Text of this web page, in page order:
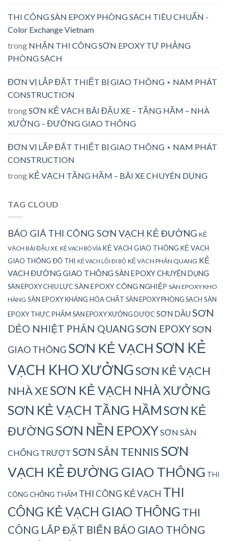
THI CÔNG SÀN EPOXY PHÒNG SẠCH TIÊU CHUẨN -
Color Exchange Vietnam
trong NHẬN THI CÔNG SƠN EPOXY TỰ PHẲNG
PHÒNG SẠCH
ĐƠN VỊ LẮP ĐẶT THIẾT BỊ GIAO THÔNG ⋆ NAM PHÁT
CONSTRUCTION
trongSƠN KẺ VẠCH BÃI ĐẬU XE – TẦNG HẦM – NHÀ
XƯỞNG – ĐƯỜNG GIAO THÔNG
ĐƠN VỊ LẮP ĐẶT THIẾT BỊ GIAO THÔNG ⋆ NAM PHÁT
CONSTRUCTION
trong KẺ VẠCH TẦNG HẦM – BÃI XE CHUYÊN DỤNG
TAG CLOUD
BÁO GIÁ THI CÔNG SƠN VẠCH KẺ ĐƯỜNG KẺ
VẠCH BÃI ĐẬU XE KẺ VẠCH BÓ VỈA KẺ VẠCH GIAO THÔNG KẺ VẠCH
GIAO THÔNG ĐÔ THỊ KẺ VẠCH LỐI ĐI BỘ KẺ VẠCH PHẢN QUANG KẺ
VẠCH ĐƯỜNG GIAO THÔNG SÀN EPOXY CHUYÊN DỤNG
SÀN EPOXY CHỊU LỰCSÀN EPOXY CÔNG NGHIỆP SÀN EPOXY KHO
HÀNG SÀN EPOXY KHÁNG HÓA CHẤT SÀN EPOXY PHÒNG SẠCH SÀN
EPOXY THỰC PHẨM SÀN EPOXY XƯỞNG DƯỢCSƠN DẦU SƠN
DẺO NHIỆT PHẢN QUANGSƠN EPOXYSƠN
GIAO THÔNG SƠN KẺ VẠCH SƠN KẺ
VẠCH KHO XƯỞNGSƠN KẺ VẠCH
NHÀ XESƠN KẺ VẠCH NHÀ XƯỞNG
SƠN KẺ VẠCH TẦNG HẦMSƠN KẺ
ĐƯỜNGSƠN NỀN EPOXYSƠN SÀN
CHỐNG TRƯỢT SƠN SÂN TENNIS SƠN
VẠCH KẺ ĐƯỜNG GIAO THÔNG THI
CÔNG CHỐNG THẤM THI CÔNG KẺ VẠCH THI
CÔNG KẺ VẠCH GIAO THÔNG THI
CÔNG LẮP ĐẶT BIỂN BÁO GIAO THÔNG